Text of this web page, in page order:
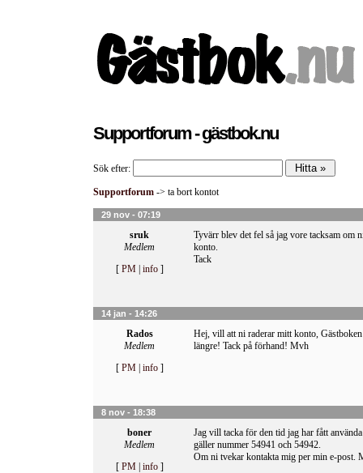
Supportforum - gästbok.nu
Sök efter:
Supportforum -> ta bort kontot
29 nov - 07:19
sruk
Medlem
[ PM| info]
Tyvärr blev det fel så jag vore tacksam om
konto.
Tack
14 jan - 14:26
Rados
Medlem
[ PM| info]
Hej, vill att ni raderar mitt konto,
längre! Tack på förhand! Mvh
8 nov - 18:38
boner
Medlem
[ PM| info]
Jag vill tacka för den tid jag har fått
gäller nummer 54941 och 54942.
Om ni tvekar kontakta mig per min e-post.